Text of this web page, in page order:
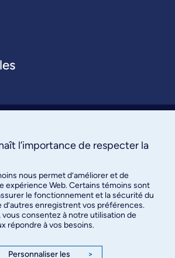
l’importance de respecter la
nous permet d’améliorer et de
expérience Web. Certains témoins sont
le fonctionnement et la sécurité du
d’autres enregistrent vos préférences.
consentez à notre utilisation de
répondre à vos besoins.
Personnaliser les >